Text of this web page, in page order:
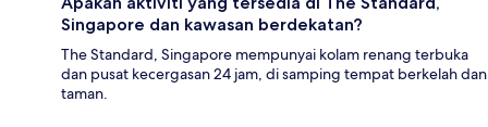
Singapore dan kawasan berdekatan?
The Standard, Singapore mempunyai kolam renang terbuka
dan pusat kecergasan 24 jam, di samping tempat berkelah dan
taman.